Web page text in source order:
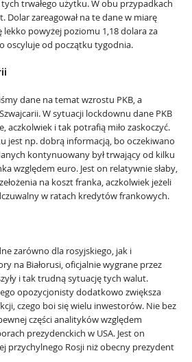
trwałego użytku. W obu przypadkach
Dolar zareagował na te dane w miarę
powyżej poziomu 1,18 dolara za
oscyluje od początku tygodnia.
dane na temat wzrostu PKB, a
W sytuacji lockdownu dane PKB
aczkolwiek i tak potrafią miło zaskoczyć.
jest np. dobrą informacją, bo oczekiwano
kontynuowany był trwający od kilku
względem euro. Jest on relatywnie słaby,
na koszt franka, aczkolwiek jeżeli
w ratach kredytów frankowych.
zarówno dla rosyjskiego, jak i
na Białorusi, oficjalnie wygrane przez
i tak trudną sytuację tych walut.
opozycjonisty dodatkowo zwiększa
czego boi się wielu inwestorów. Nie bez
części analityków względem
prezydenckich w USA. Jest on
przychylnego Rosji niż obecny prezydent